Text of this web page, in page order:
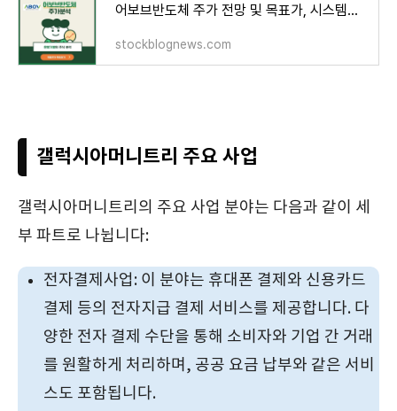
어보브반도체 주가 전망 및 목표가, 시스템반도체, 4차산업 관련주
stockblognews.com
갤럭시아머니트리 주요 사업
갤럭시아머니트리의 주요 사업 분야는 다음과 같이 세
부 파트로 나뉩니다:
전자결제사업: 이 분야는 휴대폰 결제와 신용카드
결제 등의 전자지급 결제 서비스를 제공합니다. 다
양한 전자 결제 수단을 통해 소비자와 기업 간 거래
를 원활하게 처리하며, 공공 요금 납부와 같은 서비
스도 포함됩니다.